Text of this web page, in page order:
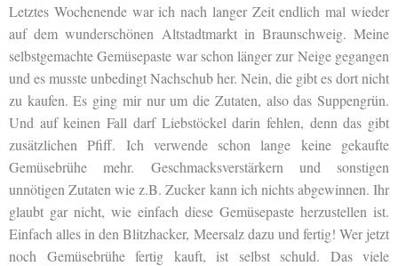
Letztes Wochenende war ich nach langer Zeit endlich mal wieder
auf dem wunderschönen Altstadtmarkt in Braunschweig. Meine
selbstgemachte Gemüsepaste war schon länger zur Neige gegangen
und es musste unbedingt Nachschub her. Nein, die gibt es dort nicht
zu kaufen. Es ging mir nur um die Zutaten, also das Suppengrün.
Und auf keinen Fall darf Liebstöckel darin fehlen, denn das gibt
zusätzlichen Pfiff. Ich verwende schon lange keine gekaufte
Gemüsebrühe mehr. Geschmacksverstärkern und sonstigen
unnötigen Zutaten wie z.B. Zucker kann ich nichts abgewinnen. Ihr
glaubt gar nicht, wie einfach diese Gemüsepaste herzustellen ist.
Einfach alles in den Blitzhacker, Meersalz dazu und fertig! Wer jetzt
noch Gemüsebrühe fertig kauft, ist selbst schuld. Das viele